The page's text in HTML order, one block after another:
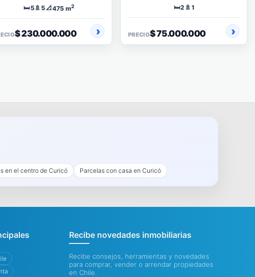
🛏️5🚿 5📐475 m2
$ 230.000.000
🛏️2 🚿 1
PRECIO$ 75.000.000
en el centro de Curicó Parcelas con casa en Curicó
Recibe novedades inmobiliarias
Recibe consejos, herramientas y novedades
para comprar, vender o arrendar propiedades
en Chile.